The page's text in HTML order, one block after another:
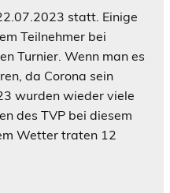
statt. Einige
Teilnehmer bei
Turnier. Wenn man es
da Corona sein
wurden wieder viele
des TVP bei diesem
Wetter traten 12